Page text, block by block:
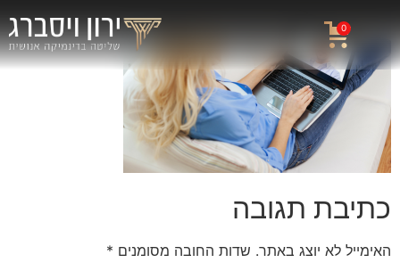
0
כתיבת תגובה
האימייל לא יוצג באתר. שדות החובה מסומנים *